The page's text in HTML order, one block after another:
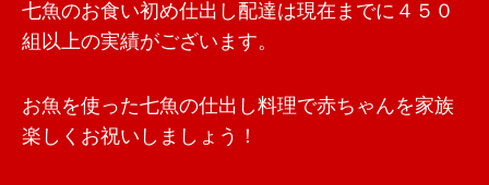
七魚のお食い初め仕出し配達は現在までに４５０
組以上の実績がございます。
お魚を使った七魚の仕出し料理で赤ちゃんを家族
楽しくお祝いしましょう！